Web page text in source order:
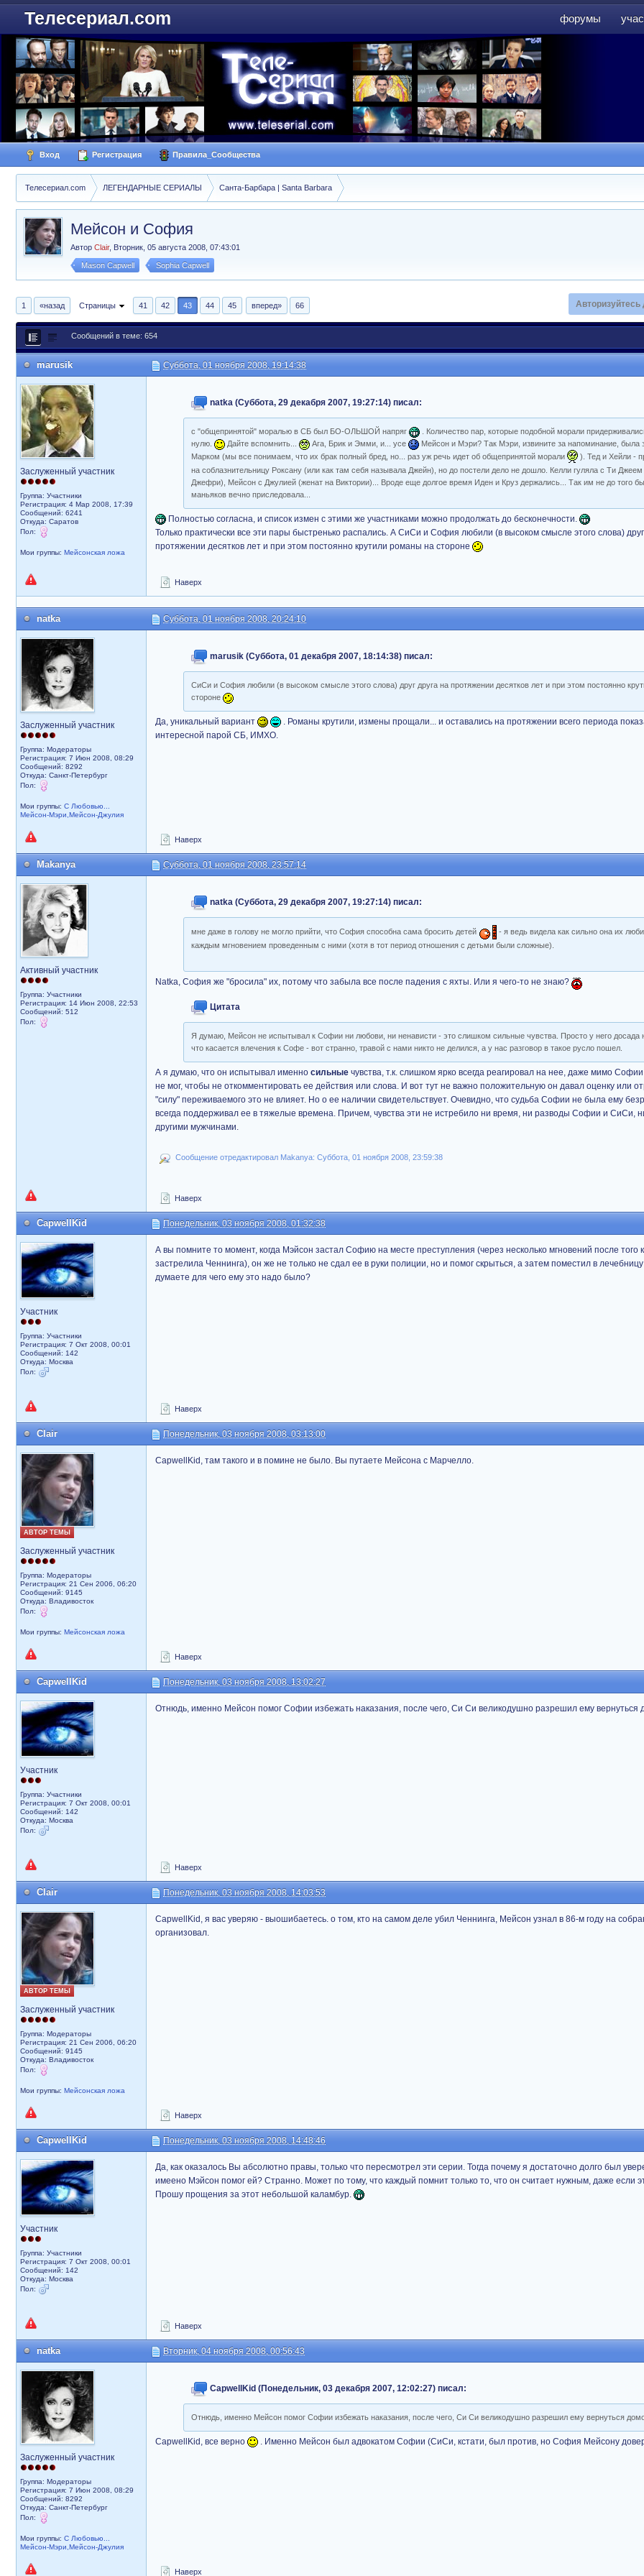
форумы
Телесериал.com
Вход Регистрация Правила_Сообщества
Телесериал.com ЛЕГЕНДАРНЫЕ СЕРИАЛЫ Санта-Барбара | Santa Barbara
Мейсон и София
Автор Clair, Вторник, 05 августа 2008, 07:43:01
Mason Capwell Sophia Capwell
1 «назад Страницы 41 42 43 44 45 вперед» 66 Авторизуйтесь
Сообщений в теме: 654
marusik Суббота, 01 ноября 2008, 19:14:38
Заслуженный участник
Группа: Участники
Регистрация: 4 Мар 2008, 17:39
Сообщений: 6241
Откуда: Саратов
Пол:
Мои группы: Мейсонская ложа
natka (Суббота, 29 декабря 2007, 19:27:14) писал:
с "общепринятой" моралью в СБ был БО-ОЛЬШОЙ напряг
. Количество пар, которые подобной морали
нулю.
Дайте вспомнить... Ага, Брик и Эмми, и... усе
Мейсон и Мэри? Так Мэри, извините за напоминание, была
Марком (мы все понимаем, что их брак полный бред, но... раз уж речь идет об общепринятой морали
). Тед и Хейли -
на соблазнительницу Роксану (или как там себя называла Джейн), но до постели дело не дошло. Келли гуляла с Ти
Джефри), Мейсон с Джулией (женат на Виктории)... Вроде еще долгое время Иден и Круз держались... Так им не до того
маньяков вечно приследовала...
Полностью согласна, и список измен с этими же участниками можно продолжать до бесконечности.
Только практически все эти пары быстренько распались. А СиСи и София любили (в высоком смысле этого слова)
протяжении десятков лет и при этом постоянно крутили романы на стороне
Наверх
natka Суббота, 01 ноября 2008, 20:24:10
Заслуженный участник
Группа: Модераторы
Регистрация: 7 Июн 2008, 08:29
Сообщений: 8292
Откуда: Санкт-Петербург
Пол:
Мои группы: С Любовью...
Мейсон-Мэри,Мейсон-Джулия
marusik (Суббота, 01 декабря 2007, 18:14:38) писал:
СиСи и София любили (в высоком смысле этого слова) друг друга на протяжении десятков лет и при этом постоянно
стороне
Да, уникальный вариант
. Романы крутили, измены прощали... и оставались на протяжении всего периода
интересной парой СБ, ИМХО.
Наверх
Makanya Суббота, 01 ноября 2008, 23:57:14
Активный участник
Группа: Участники
Регистрация: 14 Июн 2008, 22:53
Сообщений: 512
Пол:
natka (Суббота, 29 декабря 2007, 19:27:14) писал:
мне даже в голову не могло прийти, что София способна сама бросить детей
- я ведь видела как сильно она их
каждым мгновением проведенным с ними (хотя в тот период отношения с детьми были сложные).
Natka, София же "бросила" их, потому что забыла все после падения с яхты. Или я чего-то не знаю?
Цитата
Я думаю, Мейсон не испытывал к Софии ни любови, ни ненависти - это слишком сильные чувства. Просто у него досада
что касается влечения к Софе - вот странно, травой с нами никто не делился, а у нас разговор в такое русло пошел.
А я думаю, что он испытывал именно сильные чувства, т.к. слишком ярко всегда реагировал на нее, даже мимо
не мог, чтобы не откомментировать ее действия или слова. И вот тут не важно положительную он давал оценку или
"силу" переживаемого это не влияет. Но о ее наличии свидетельствует. Очевидно, что судьба Софии не была ему
всегда поддерживал ее в тяжелые времена. Причем, чувства эти не истребило ни время, ни разводы Софии и СиСи,
другими мужчинами.
Сообщение отредактировал Makanya: Суббота, 01 ноября 2008, 23:59:38
Наверх
CapwellKid Понедельник, 03 ноября 2008, 01:32:38
Участник
Группа: Участники
Регистрация: 7 Окт 2008, 00:01
Сообщений: 142
Откуда: Москва
Пол:
А вы помните то момент, когда Мэйсон застал Софию на месте преступления (через несколько мгновений после того
застрелила Ченнинга), он же не только не сдал ее в руки полиции, но и помог скрыться, а затем поместил в
думаете для чего ему это надо было?
Наверх
Clair Понедельник, 03 ноября 2008, 03:13:00
АВТОР ТЕМЫ
Заслуженный участник
Группа: Модераторы
Регистрация: 21 Сен 2006, 06:20
Сообщений: 9145
Откуда: Владивосток
Пол:
Мои группы: Мейсонская ложа
CapwellKid, там такого и в помине не было. Вы путаете Мейсона с Марчелло.
Наверх
CapwellKid Понедельник, 03 ноября 2008, 13:02:27
Участник
Группа: Участники
Регистрация: 7 Окт 2008, 00:01
Сообщений: 142
Откуда: Москва
Пол:
Отнюдь, именно Мейсон помог Софии избежать наказания, после чего, Си Си великодушно разрешил ему вернуться
Наверх
Clair Понедельник, 03 ноября 2008, 14:03:53
АВТОР ТЕМЫ
Заслуженный участник
Группа: Модераторы
Регистрация: 21 Сен 2006, 06:20
Сообщений: 9145
Откуда: Владивосток
Пол:
Мои группы: Мейсонская ложа
CapwellKid, я вас уверяю - выошибаетесь. о том, кто на самом деле убил Ченнинга, Мейсон узнал в 86-м году на
организовал.
Наверх
CapwellKid Понедельник, 03 ноября 2008, 14:48:46
Участник
Группа: Участники
Регистрация: 7 Окт 2008, 00:01
Сообщений: 142
Откуда: Москва
Пол:
Да, как оказалось Вы абсолютно правы, только что пересмотрел эти серии. Тогда почему я достаточно долго был
имеено Мэйсон помог ей? Странно. Может по тому, что каждый помнит только то, что он считает нужным, даже если
Прошу прощения за этот небольшой каламбур.
Наверх
natka Вторник, 04 ноября 2008, 00:56:43
Заслуженный участник
Группа: Модераторы
Регистрация: 7 Июн 2008, 08:29
Сообщений: 8292
Откуда: Санкт-Петербург
Пол:
Мои группы: С Любовью...
Мейсон-Мэри,Мейсон-Джулия
CapwellKid (Понедельник, 03 декабря 2007, 12:02:27) писал:
Отнюдь, именно Мейсон помог Софии избежать наказания, после чего, Си Си великодушно разрешил ему вернуться
CapwellKid, все верно . Именно Мейсон был адвокатом Софии (СиСи, кстати, был против, но София Мейсону
Наверх